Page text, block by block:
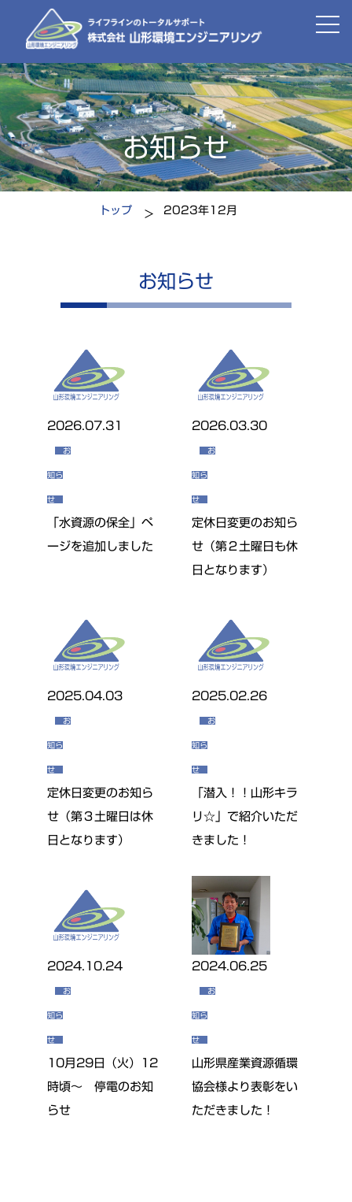
お知らせ
トップ 2023年12月
お知らせ
2026.07.31
お
知ら
せ
「水資源の保全」ペ
ージを追加しました
2026.03.30
お
知ら
せ
定休日変更のお知ら
せ（第２土曜日も休
日となります）
2025.04.03
お
知ら
せ
定休日変更のお知ら
せ（第３土曜日は休
日となります）
2025.02.26
お
知ら
せ
「潜入！！山形キラ
リ☆」で紹介いただ
きました！
2024.10.24
お
知ら
せ
10月29日（火）12
時頃～ 停電のお知
らせ
2024.06.25
お
知ら
せ
山形県産業資源循環
協会様より表彰をい
ただきました！